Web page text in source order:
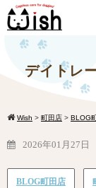
デイトレ
Wish > 町田店 > BLOG
2026年01月27日
BLOG町田店